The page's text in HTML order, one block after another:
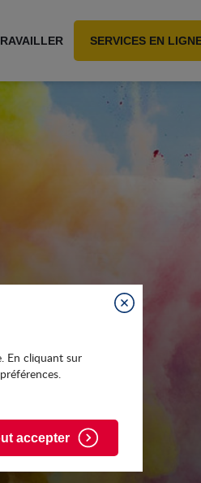
Fermer
En cliquant sur
accepter
SERVICES EN